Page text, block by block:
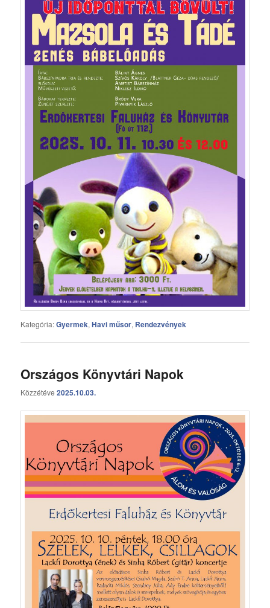
Kategória:Gyermek,Havi műsor, Rendezvények
Országos Könyvtári Napok
Közzétéve2025.10.03.